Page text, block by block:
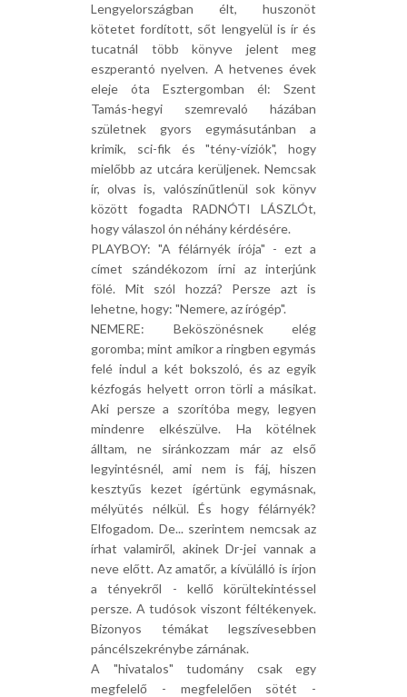
Lengyelországban élt, huszonöt
kötetet fordított, sőt lengyelül is ír és
tucatnál több könyve jelent meg
eszperantó nyelven. A hetvenes évek
eleje óta Esztergomban él: Szent
Tamás-hegyi szemrevaló házában
születnek gyors egymásutánban a
krimik, sci-fik és "tény-víziók", hogy
mielőbb az utcára kerüljenek. Nemcsak
ír, olvas is, valószínűtlenül sok könyv
között fogadta RADNÓTI LÁSZLÓt,
hogy válaszol ón néhány kérdésére.
PLAYBOY: "A félárnyék írója" - ezt a
címet szándékozom írni az interjúnk
fölé. Mit szól hozzá? Persze azt is
lehetne, hogy: "Nemere, az írógép".
NEMERE: Beköszönésnek elég
goromba; mint amikor a ringben egymás
felé indul a két bokszoló, és az egyik
kézfogás helyett orron törli a másikat.
Aki persze a szorítóba megy, legyen
mindenre elkészülve. Ha kötélnek
álltam, ne siránkozzam már az első
legyintésnél, ami nem is fáj, hiszen
kesztyűs kezet ígértünk egymásnak,
mélyütés nélkül. És hogy félárnyék?
Elfogadom. De... szerintem nemcsak az
írhat valamiről, akinek Dr-jei vannak a
neve előtt. Az amatőr, a kívülálló is írjon
a tényekről - kellő körültekintéssel
persze. A tudósok viszont féltékenyek.
Bizonyos témákat legszívesebben
páncélszekrénybe zárnának.
A "hivatalos" tudomány csak egy
megfelelő - megfelelően sötét -